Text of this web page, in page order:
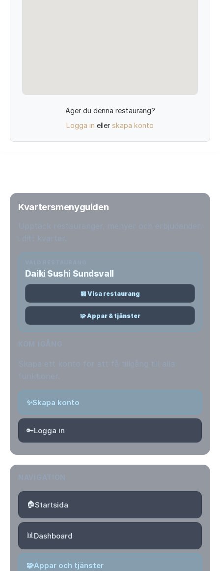
Äger du denna restaurang?
Logga in eller skapa konto
Kvartersmenyguiden
Daiki Sushi Sundsvall
🏪 Visa restaurang
🧩 Appar & tjänster
✨Skapa konto
🔑Logga in
🏠Startsida
📊Dashboard
🧩Appar och tjänster